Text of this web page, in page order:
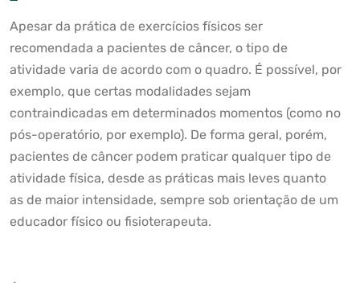
Apesar da prática de exercícios físicos ser
recomendada a pacientes de câncer, o tipo de
atividade varia de acordo com o quadro. É possível, por
exemplo, que certas modalidades sejam
contraindicadas em determinados momentos (como no
pós-operatório, por exemplo). De forma geral, porém,
pacientes de câncer podem praticar qualquer tipo de
atividade física, desde as práticas mais leves quanto
as de maior intensidade, sempre sob orientação de um
educador físico ou fisioterapeuta.